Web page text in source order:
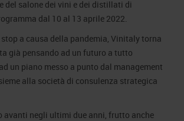
del salone dei vini e dei distillati di
dal 10 al 13 aprile 2022.
a causa della pandemia, Vinitaly torna
già pensando ad un futuro a tutto
un piano messo a punto dal management
alla società di consulenza strategica
avanti negli ultimi due anni, frutto anche